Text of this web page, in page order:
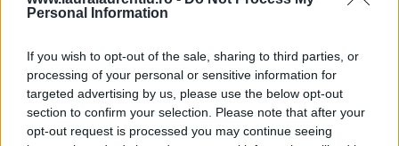
Personal Information
If you wish to opt-out of the sale, sharing to third parties, or
processing of your personal or sensitive information for
targeted advertising by us, please use the below opt-out
section to confirm your selection. Please note that after your
opt-out request is processed you may continue seeing
VIDEO+text
28.07.2026